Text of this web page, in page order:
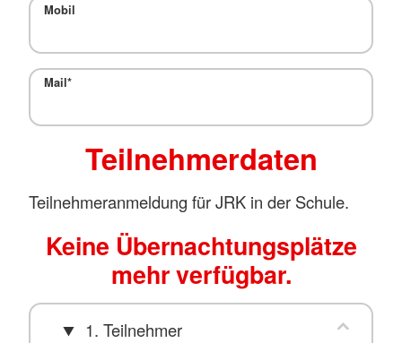
Mobil
Mail*
Teilnehmerdaten
Teilnehmeranmeldung für JRK in der Schule.
Keine Übernachtungsplätze
mehr verfügbar.
1. Teilnehmer